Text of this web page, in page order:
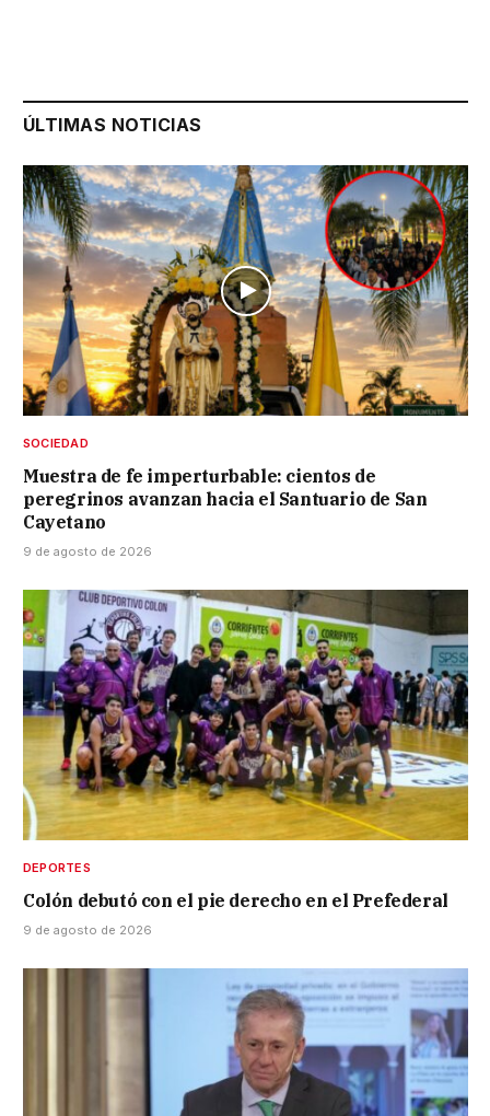
ÚLTIMAS NOTICIAS
SOCIEDAD
Muestra de fe imperturbable: cientos de
peregrinos avanzan hacia el Santuario de San
Cayetano
9 de agosto de 2026
DEPORTES
Colón debutó con el pie derecho en el Prefederal
9 de agosto de 2026